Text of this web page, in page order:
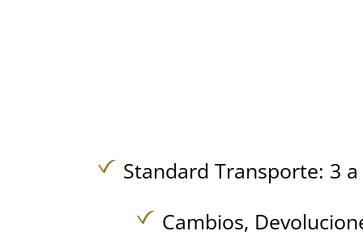
Standard Transporte: 3
Cambios,